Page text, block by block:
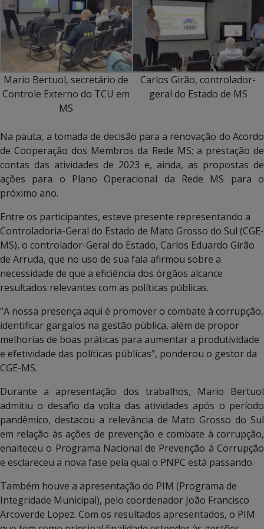
Mario Bertuol, secretário de
Controle Externo do TCU em
MS
Carlos Girão, controlador-
geral do Estado de MS
Na pauta, a tomada de decisão para a renovação do Acordo
de Cooperação dos Membros da Rede MS; a prestação de
contas das atividades de 2023 e, ainda, as propostas de
ações para o Plano Operacional da Rede MS para o
próximo ano.
Entre os participantes, esteve presente representando a
Controladoria-Geral do Estado de Mato Grosso do Sul (CGE-
MS), o controlador-Geral do Estado, Carlos Eduardo Girão
de Arruda, que no uso de sua fala afirmou sobre a
necessidade de que a eficiência dos órgãos alcance
resultados relevantes com as políticas públicas.
“A nossa presença aqui é promover o combate à corrupção,
identificar gargalos na gestão pública, além de propor
melhorias de boas práticas para aumentar a produtividade
e efetividade das políticas públicas”, ponderou o gestor da
CGE-MS.
Durante a apresentação dos trabalhos, Mario Bertuol
admitiu o desafio da volta das atividades após o período
pandêmico, destacou a relevância de Mato Grosso do Sul
em relação às ações de prevenção e combate à corrupção,
enalteceu o Programa Nacional de Prevenção à Corrupção
e esclareceu a nova fase pela qual o PNPC está passando.
Também houve a apresentação do PIM (Programa de
Integridade Municipal), pelo coordenador João Francisco
Arcoverde Lopez. Com os resultados apresentados, o PIM